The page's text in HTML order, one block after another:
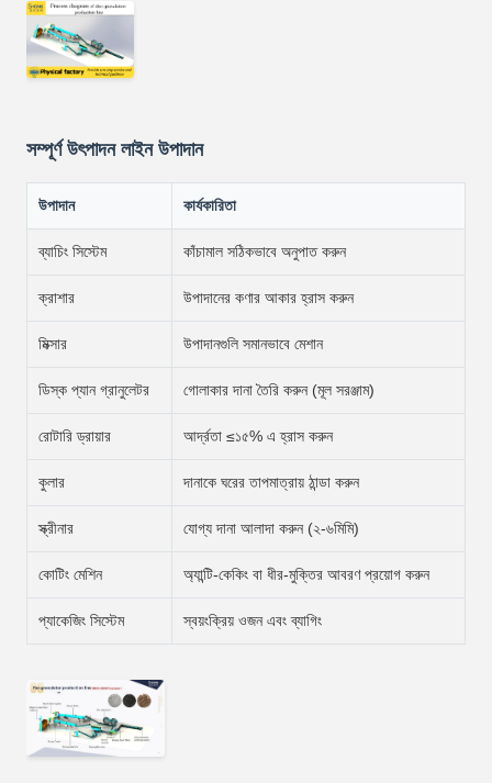
সম্পূর্ণ উৎপাদন লাইন উপাদান
উপাদান কার্যকারিতা
ব্যাচিং সিস্টেম কাঁচামাল সঠিকভাবে অনুপাত করুন
ক্রাশার উপাদানের কণার আকার হ্রাস করুন
মিক্সার উপাদানগুলি সমানভাবে মেশান
ডিস্ক প্যান গ্রানুলেটর গোলাকার দানা তৈরি করুন (মূল সরঞ্জাম)
রোটারি ড্রায়ার আর্দ্রতা ≤১৫% এ হ্রাস করুন
কুলার দানাকে ঘরের তাপমাত্রায় ঠান্ডা করুন
স্ক্রীনার যোগ্য দানা আলাদা করুন (২-৬মিমি)
কোটিং মেশিন অ্যান্টি-কেকিং বা ধীর-মুক্তির আবরণ প্রয়োগ করুন
প্যাকেজিং সিস্টেম স্বয়ংক্রিয় ওজন এবং ব্যাগিং